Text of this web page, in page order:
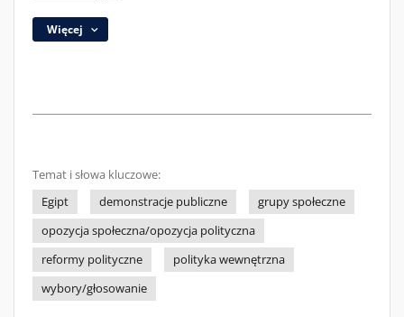
Więcej
Temat i słowa kluczowe:
Egipt
demonstracje publiczne
grupy społeczne
opozycja społeczna/opozycja polityczna
reformy polityczne
polityka wewnętrzna
wybory/głosowanie